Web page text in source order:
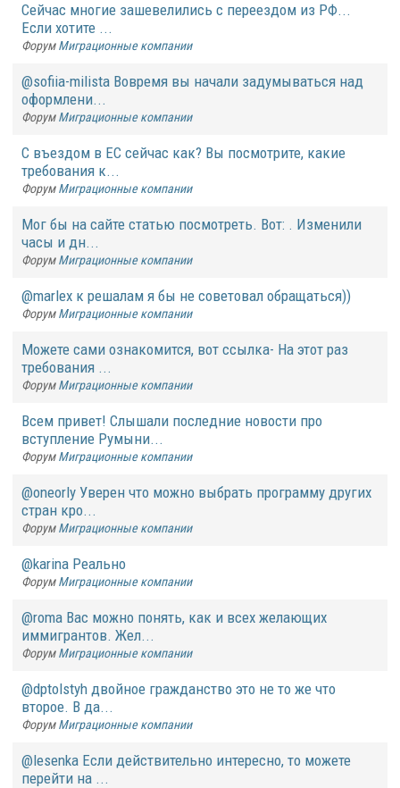
Сейчас многие зашевелились с переездом из РФ...
Если хотите ...
Форум Миграционные компании
@sofiia-milista Вовремя вы начали задумываться над
оформлени...
Форум Миграционные компании
С въездом в ЕС сейчас как? Вы посмотрите, какие
требования к...
Форум Миграционные компании
Мог бы на сайте статью посмотреть. Вот: . Изменили
часы и дн...
Форум Миграционные компании
@marlex к решалам я бы не советовал обращаться))
Форум Миграционные компании
Можете сами ознакомится, вот ссылка- На этот раз
требования ...
Форум Миграционные компании
Всем привет! Слышали последние новости про
вступление Румыни...
Форум Миграционные компании
@oneorly Уверен что можно выбрать программу других
стран кро...
Форум Миграционные компании
@karina Реально
Форум Миграционные компании
@roma Вас можно понять, как и всех желающих
иммигрантов. Жел...
Форум Миграционные компании
@dptolstyh двойное гражданство это не то же что
второе. В да...
Форум Миграционные компании
@lesenka Если действительно интересно, то можете
перейти на ...